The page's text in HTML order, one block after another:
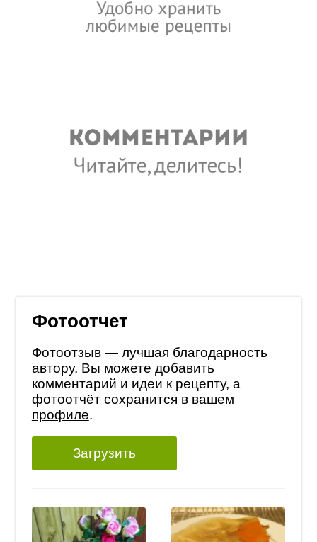
Фотоотчет
Фотоотзыв — лучшая благодарность
автору. Вы можете добавить
комментарий и идеи к рецепту, а
фотоотчёт сохранится в вашем
профиле.
Загрузить